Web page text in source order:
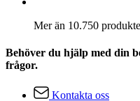
Mer än 10.750
Behöver du hjälp med din
frågor.
Kontakta oss